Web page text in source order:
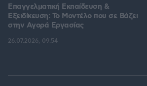
Επαγγελματική Εκπαίδευση &
Εξειδίκευση: Το Mοντέλο που σε Bάζει
στην Aγορά Eργασίας
26.07.2026, 09:54